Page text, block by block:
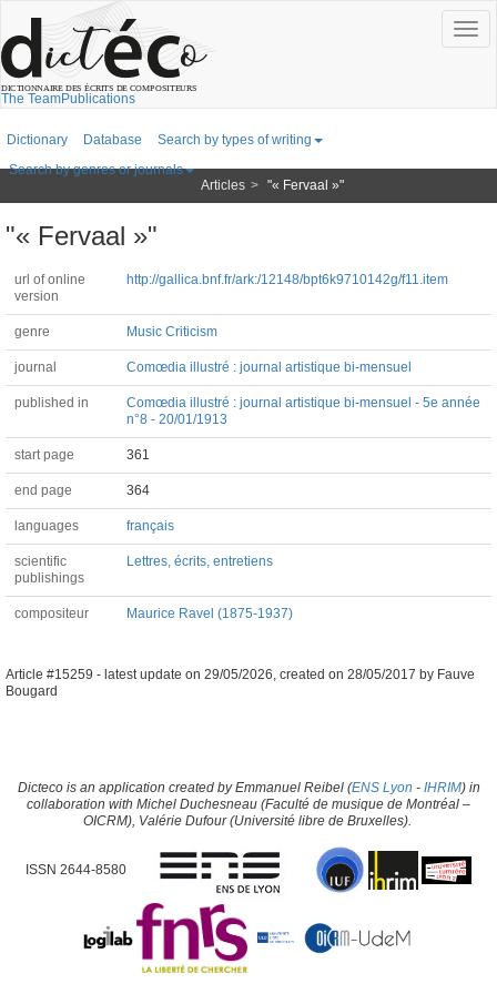
The TeamPublications
Dictionary Database
Search by types of writing
Search by genres or journals
Articles
"« Fervaal »"
"« Fervaal »"
url of online
version
http://gallica.bnf.fr/ark:/12148/bpt6k9710142g/f11.item
genre Music Criticism
journal Comœdia illustré : journal artistique bi-mensuel
published in
Comœdia illustré : journal artistique bi-mensuel - 5e année
n°8 - 20/01/1913
start page 361
end page 364
languages français
scientific
publishings
Lettres, écrits, entretiens
compositeur Maurice Ravel (1875-1937)
Article #15259 - latest update on 29/05/2026, created on 28/05/2017 by Fauve
Bougard
Dicteco is an application created by Emmanuel Reibel (ENS Lyon - IHRIM) in
collaboration with Michel Duchesneau (Faculté de musique de Montréal –
OICRM), Valérie Dufour (Université libre de Bruxelles).
ISSN 2644-8580